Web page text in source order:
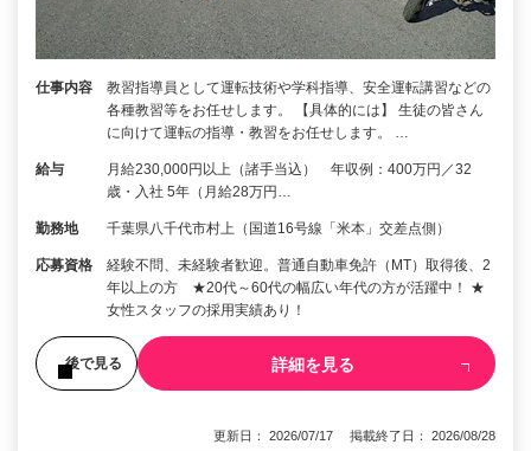
仕事内容
教習指導員として運転技術や学科指導、安全運転講習などの
各種教習等をお任せします。 【具体的には】 生徒の皆さん
に向けて運転の指導・教習をお任せします。 …
給与
月給230,000円以上（諸手当込） 年収例：400万円／32
歳・入社 5年（月給28万円…
勤務地 千葉県八千代市村上（国道16号線「米本」交差点側）
応募資格
経験不問、未経験者歓迎。普通自動車免許（MT）取得後、2
年以上の方 ★20代～60代の幅広い年代の方が活躍中！ ★
女性スタッフの採用実績あり！
後で見る 詳細を見る
更新日： 2026/07/17 掲載終了日： 2026/08/28